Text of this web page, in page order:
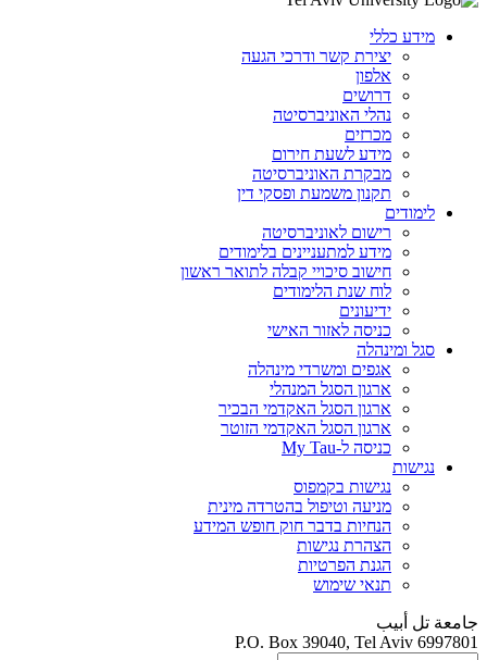
מידע כללי
יצירת קשר ודרכי הגעה
אלפון
דרושים
נהלי האוניברסיטה
מכרזים
מידע לשעת חירום
מבקרת האוניברסיטה
תקנון משמעת ופסקי דין
לימודים
רישום לאוניברסיטה
מידע למתעניינים בלימודים
חישוב סיכויי קבלה לתואר ראשון
לוח שנת הלימודים
ידיעונים
כניסה לאזור האישי
סגל ומינהלה
אגפים ומשרדי מינהלה
ארגון הסגל המנהלי
ארגון הסגל האקדמי הבכיר
ארגון הסגל האקדמי הזוטר
כניסה ל-My Tau
נגישות
נגישות בקמפוס
מניעה וטיפול בהטרדה מינית
הנחיות בדבר חוק חופש המידע
הצהרת נגישות
הגנת הפרטיות
תנאי שימוש
جامعة تل أبيب
P.O. Box 39040, Tel Aviv 6997801